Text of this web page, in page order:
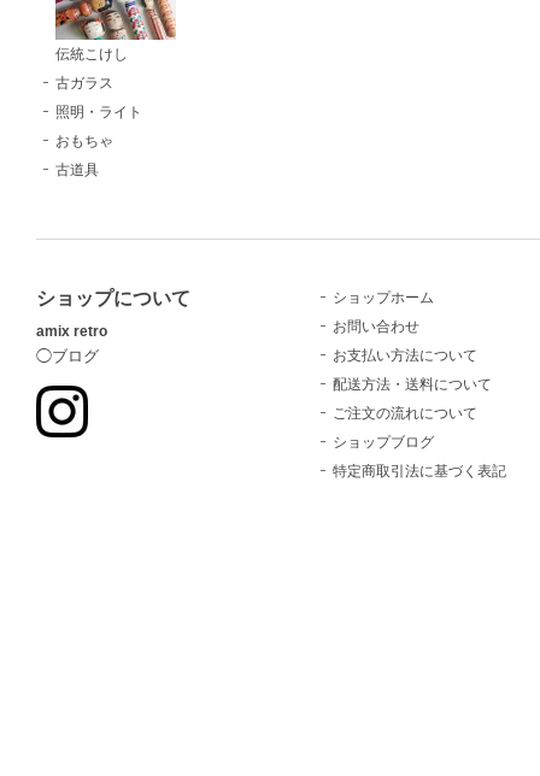
伝統こけし
古ガラス
照明・ライト
おもちゃ
古道具
ショップについて
amix retro
◯ブログ
ショップホーム
お問い合わせ
お支払い方法について
配送方法・送料について
ご注文の流れについて
ショップブログ
特定商取引法に基づく表記